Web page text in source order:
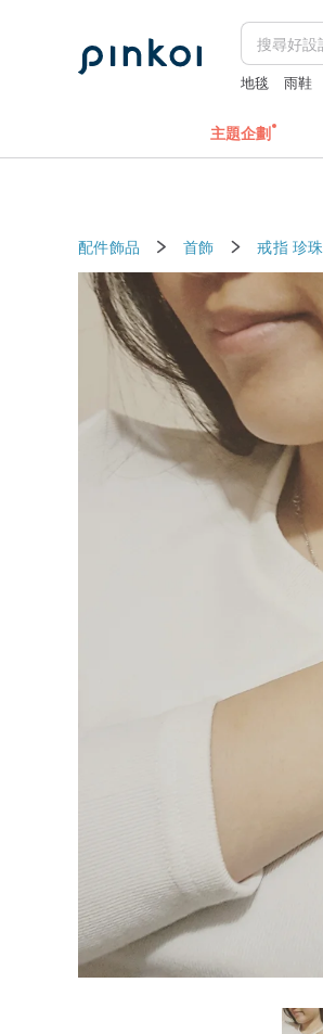
地毯 雨鞋
主題企劃
配件飾品 首飾 戒指 珍珠